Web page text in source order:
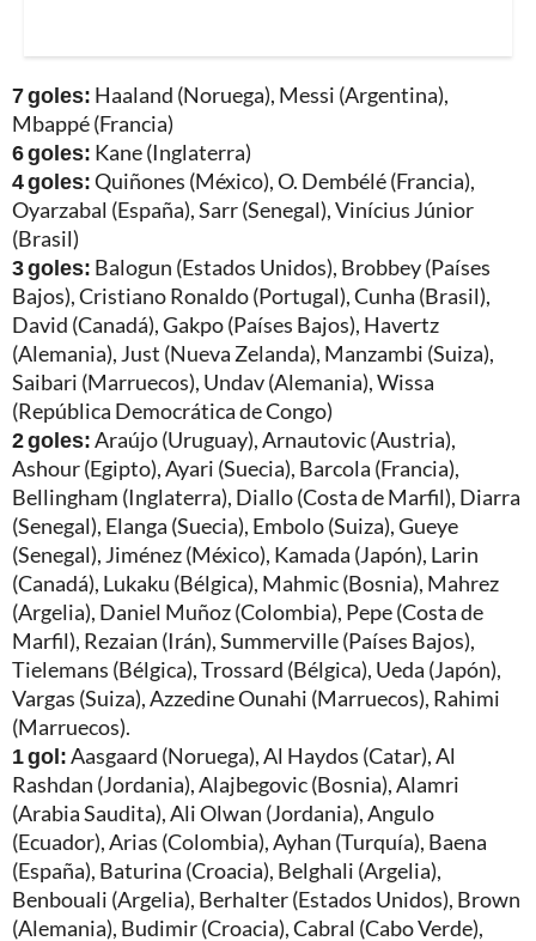
7 goles: Haaland (Noruega), Messi (Argentina),
Mbappé (Francia)
6 goles: Kane (Inglaterra)
4 goles:Quiñones (México), O. Dembélé (Francia),
Oyarzabal (España), Sarr (Senegal), Vinícius Júnior
(Brasil)
3 goles: Balogun (Estados Unidos), Brobbey (Países
Bajos), Cristiano Ronaldo (Portugal), Cunha (Brasil),
David (Canadá), Gakpo (Países Bajos), Havertz
(Alemania), Just (Nueva Zelanda), Manzambi (Suiza),
Saibari (Marruecos), Undav (Alemania), Wissa
(República Democrática de Congo)
2 goles:Araújo (Uruguay), Arnautovic (Austria),
Ashour (Egipto), Ayari (Suecia), Barcola (Francia),
Bellingham (Inglaterra), Diallo (Costa de Marfil), Diarra
(Senegal), Elanga (Suecia), Embolo (Suiza), Gueye
(Senegal), Jiménez (México), Kamada (Japón), Larin
(Canadá), Lukaku (Bélgica), Mahmic (Bosnia), Mahrez
(Argelia), Daniel Muñoz (Colombia), Pepe (Costa de
Marfil), Rezaian (Irán), Summerville (Países Bajos),
Tielemans (Bélgica), Trossard (Bélgica), Ueda (Japón),
Vargas (Suiza), Azzedine Ounahi (Marruecos), Rahimi
(Marruecos).
1 gol:Aasgaard (Noruega), Al Haydos (Catar), Al
Rashdan (Jordania), Alajbegovic (Bosnia), Alamri
(Arabia Saudita), Ali Olwan (Jordania), Angulo
(Ecuador), Arias (Colombia), Ayhan (Turquía), Baena
(España), Baturina (Croacia), Belghali (Argelia),
Benbouali (Argelia), Berhalter (Estados Unidos), Brown
(Alemania), Budimir (Croacia), Cabral (Cabo Verde),